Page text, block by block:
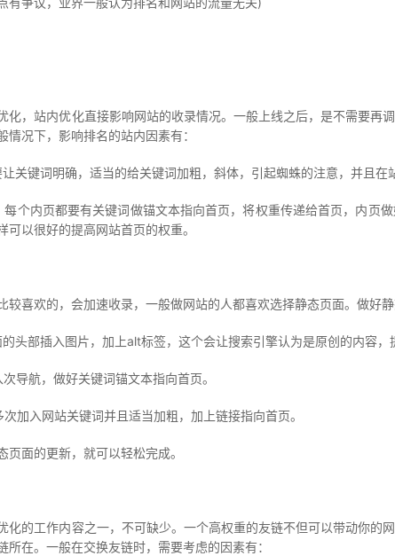
，站内优化直接影响网站的收录情况。一般上线之后，是不需要再
况下，影响排名的站内因素有：
键词明确，适当的给关键词加粗，斜体，引起蜘蛛的注意，并且在
内页都要有关键词做锚文本指向首页，将权重传递给首页，内页
以很好的提高网站首页的权重。
欢的，会加速收录，一般做网站的人都喜欢选择静态页面。做好静
部插入图片，加上alt标签，这个会让搜索引擎认为是原创的内容，
航，做好关键词锚文本指向首页。
入网站关键词并且适当加粗，加上链接指向首页。
面的更新，就可以轻松完成。
的工作内容之一，不可缺少。一个高权重的友链不但可以带动你的
在。一般在交换友链时，需要考虑的因素有：